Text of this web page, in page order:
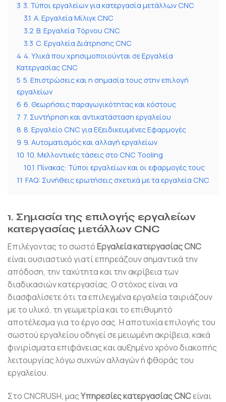
3 3. Τύποι εργαλείων για κατεργασία μετάλλων CNC
3.1 A. Εργαλεία Μίλιγκ CNC
3.2 Β. Εργαλεία Τόρνου CNC
3.3 C. Εργαλεία Διάτρησης CNC
4 4. Υλικά που χρησιμοποιούνται σε Εργαλεία
Κατεργασίας CNC
5 5. Επιστρώσεις και η σημασία τους στην επιλογή
εργαλείων
6 6. Θεωρήσεις παραγωγικότητας και κόστους
7 7. Συντήρηση και αντικατάσταση εργαλείου
8 8. Εργαλείο CNC για Εξειδικευμένες Εφαρμογές
9 9. Αυτοματισμός και αλλαγή εργαλείων
10 10. Μελλοντικές τάσεις στο CNC Tooling
10.1 Πίνακας: Τύποι εργαλείων και οι εφαρμογές τους
11 FAQ: Συνήθεις ερωτήσεις σχετικά με τα εργαλεία CNC
1. Σημασία της επιλογής εργαλείων
κατεργασίας μετάλλων CNC
Επιλέγοντας το σωστόΕργαλεία κατεργασίας CNC
είναι ουσιαστικό γιατί επηρεάζουν σημαντικά την
απόδοση, την ταχύτητα και την ακρίβεια των
διαδικασιών κατεργασίας. Ο στόχος είναι να
διασφαλίσετε ότι τα επιλεγμένα εργαλεία ταιριάζουν
με το υλικό, τη γεωμετρία και το επιθυμητό
αποτέλεσμα για το έργο σας. Η αποτυχία επιλογής του
σωστού εργαλείου οδηγεί σε μειωμένη ακρίβεια, κακά
φινιρίσματα επιφάνειας και αυξημένο χρόνο διακοπής
λειτουργίας λόγω συχνών αλλαγών ή φθοράς του
εργαλείου.
Στο CNCRUSH, μαςΥπηρεσίες κατεργασίας CNCείναι